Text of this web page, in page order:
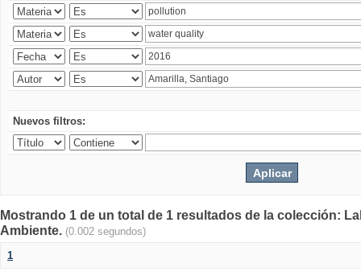
Nuevos filtros:
Mostrando 1 de un total de 1 resultados de la colección:
Ambiente. (0.002 segundos)
1